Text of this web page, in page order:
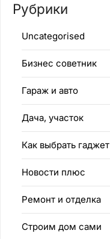
Рубрики
Uncategorised
Бизнес советник
Гараж и авто
Дача, участок
Как выбрать гаджет
Новости плюс
Ремонт и отделка
Строим дом сами